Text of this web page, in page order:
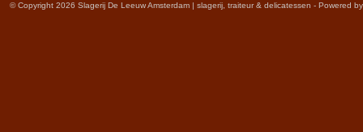
© Copyright 2026 Slagerij De Leeuw Amsterdam | slagerij, traiteur & delicatessen - Powered